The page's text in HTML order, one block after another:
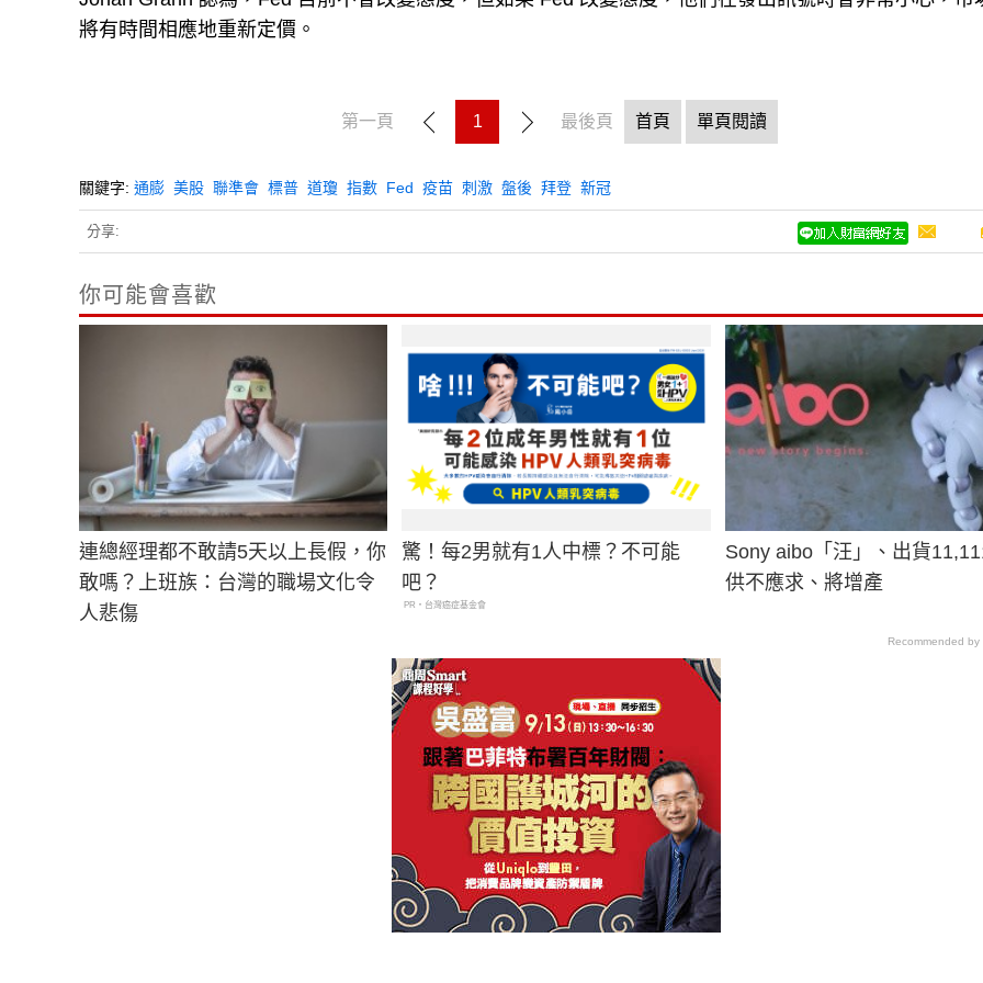
將有時間相應地重新定價。
第一頁 1 最後頁 首頁 單頁閱讀
關鍵字: 通膨 美股 聯準會 標普 道瓊 指數 Fed 疫苗 刺激 盤後 拜登 新冠
分享:
你可能會喜歡
連總經理都不敢請5天以上長假，你
敢嗎？上班族：台灣的職場文化令
人悲傷
驚！每2男就有1人中標？不可能
吧？
PR・台灣癌症基金會
Sony aibo「汪」、出貨
供不應求、將增產
Recommended by